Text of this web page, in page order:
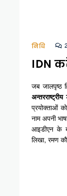
निधि 2
IDN
जब जालपृष्ठ
प्रयोक्ताओं
नाम अपनी
आइडीएन के
लिखा, रमण